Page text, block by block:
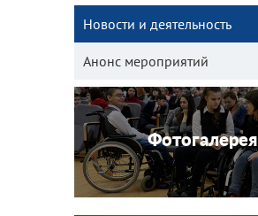
Новости и деятельность
Анонс мероприятий
Фотогалерея